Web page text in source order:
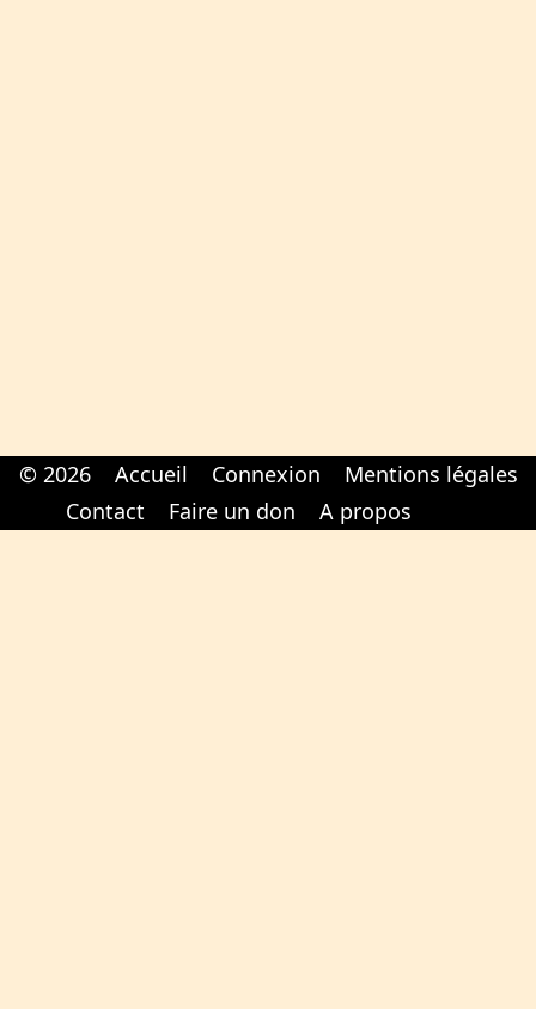
© 2026 Accueil Connexion
Mentions légales
Contact
Faire un don A propos